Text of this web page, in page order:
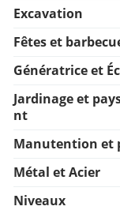
Excavation
Fêtes et
Génératrice et
Jardinage et
nt
Manutention et
Métal et Acier
Niveaux